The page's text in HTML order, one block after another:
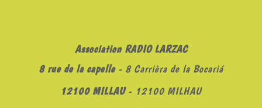
Association RADIO LARZAC
8 rue de la capelle- 8 Carrièra de la Bocariá
12100 MILLAU- 12100 MILHAU